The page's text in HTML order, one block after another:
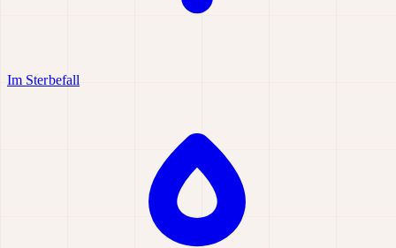
Im Sterbefall